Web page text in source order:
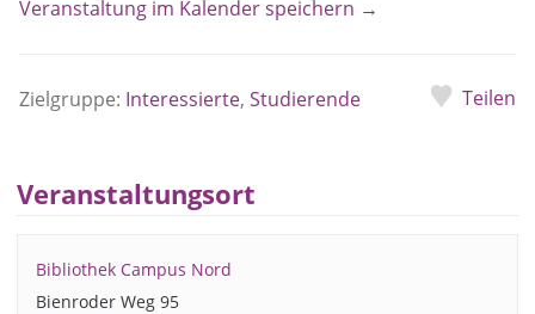
Veranstaltung im Kalender speichern →
Zielgruppe: Interessierte, Studierende Teilen
Veranstaltungsort
Bibliothek Campus Nord
Bienroder Weg 95